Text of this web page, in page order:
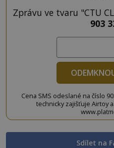
Zprávu ve tvaru "CTU
903
Cena SMS odeslané na číslo
technicky zajišťuje Airtoy
Sdílet na